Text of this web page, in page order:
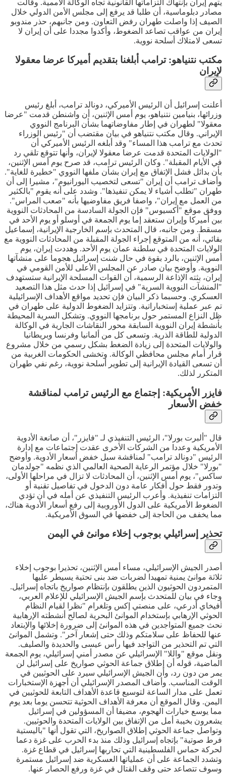
يتهم إيران بإنتهاك التزاماتها القانونية تجاه الوكالة الأممية. وقالت
مصادر دبلوماسية، أن طلبا قد يرفع إلى مجلس الأمن الدولي خلال
الصيف إذا واصلت طهران رفض التعاون. ومن جانبهم، حذر مندوبو
إيران من عواقب تصاعد الضغوط، وأكدوا مجددا على أن إيران لا
تسعى لامتلاك أسلحة نووية.
مكتب نتنياهو: ترامب أبلغنا بتقديم أميركا عرضا معقولا
لإيران
أعلنت إسرائيل أن الرئيس الأميركي، دونالد ترامب، أبلغ رئيس
وزرائها، بنيامين نتنياهو، يوم أمس الإثنين، أن واشنطن قدمت "عرضا
معقولا" لطهران في إطار مفاوضاتهما بشأن البرنامج النووي
الإيراني. وقال مكتب نتنياهو في بيان مقتضب أن "رئيس الوزراء
تحدث مع ترامب هذا المساء" وقد أبلغه الرئيس الأميركي أن
"الولايات المتحدة قدمت عرضا معقولا لإيران، وأنها تتوقع تلقي رد
في الأيام المقبلة". وكان الرئيس ترامب، قد صرح يوم أمس الإثنين،
بأن بدائل فشل الإتفاق مع إيران بشأن ملفها النووي "خطيرة للغاية".
وأضاف ترامب أن إيران "تسعى لتخصيب اليورانيوم"، مشيرا إلى أن
طهران "تطلب أشياء لا يمكن تنفيذها". وشدد على أنه يقوم "بالكثير
من العمل مع إيران"، واصفا فريق مفاوضيها بأنه "صعب المراس".
ووفق موقع "أكسيوس" فإن الجولة السادسة من المحادثات النووية
بين أميركا وإيران ستعقد إما يوم الجمعة في أوسلو أو يوم الأحد في
مسقط. ومن جانبه، قال المتحدث بإسم الخارجية الإيرانية، إسماعيل
بقائي، أنه من المتوقع إجراء الجولة المقبلة من المحادثات النووية مع
الولايات المتحدة في سلطنة عمان يوم الأحد. وهددت إيران، يوم
أمس الإثنين، بالرد بقوة في حال شنت إسرائيل هجوما على منشآتها
النووية. وأوضح بيان صادر عن المجلس الأعلى للأمن القومي في
إيران، بثته الإذاعة الرسمية، أن القوات المسلحة الإيرانية ستستهدف
"المنشآت النووية السرية" في إسرائيل إذا حدث مثل هذا التصعيد
العسكري. وحسبما ذكر البيان فإن تحديد مواقع الأهداف الإسرائيلية
تم عبر عملية إستخباراتية. وتتزايد الضغوط الدولية على طهران في
ظل النزاع المستمر حول برنامجها النووي. وتشكل السرية المحيطة
بأنشطة إيران النووية السابقة محور النقاشات الجارية في الوكالة
الدولية للطاقة الذرية. وتسعى كل من ألمانيا وفرنسا وبريطانيا
والولايات المتحدة إلى زيادة الضغط بشكل رسمي من خلال مشروع
قرار أمام مجلس محافظي الوكالة. وتخشى الحكومات الغربية من
أن تسعى القيادة الإيرانية إلى تطوير أسلحة نووية، رغم نفي طهران
المتكرر لذلك.
فايزر الأمريكية: إجتماع مع الرئيس ترامب لمناقشة
خفض الأسعار
قال "ألبرت بورلا"، الرئيس التنفيذي لـ "فايزر"، أن صانعة الأدوية
الأمريكية وعددا من الشركات الأخرى عقدت إجتماعات مع إدارة
الرئيس "دونالد ترامب" لمناقشة سبل خفض أسعار الأدوية. وأوضح
"بورلا" خلال مؤتمر الرعاية الصحية العالمي الذي نظمه "جولدمان
ساكس"، يوم أمس الإثنين، أن المحادثات لا تزال في مراحلها الأولى،
وتدور فقط حول أفكار عامة دون الدخول في تفاصيل تقنية أو
التزامات تنفيذية. وأعرب الرئيس التنفيذي عن أمله في أن تؤدي
الضغوط الأمريكية على الدول الأوروبية إلى رفع أسعار الأدوية هناك،
مما يخفف من الحاجة إلى خفضها في السوق الأمريكية.
تحذير إسرائيلي بوجوب إخلاء موانئ في اليمن
أصدر الجيش الإسرائيلي، مساء أمس الإثنين، تحذيرا بوجوب إخلاء
ثلاثة موانئ يمنية تمهيدا لضربات ضد بنى تحتية يسيطر عليها
المتمردون الحوثيون الذين يطلقون بإنتظام صواريخ باتجاه إسرائيل.
وجاء في بيان للمتحدث بإسم الجيش الإسرائيلي للإعلام العربي،
أفيخاي أدرعي، على منصتي إكس وتلغرام "نظرا لقيام النظام
الحوثي الإرهابي بإستخدام الموانئ البحرية لصالح أنشطته الإرهابية
نحث جميع المتواجدين في هذه الموانئ إلى ضرورة إخلائها والإبتعاد
عنها للحفاظ على سلامتكم وذلك حتى إشعار آخر". وتشمل الموانئ
التي تم التحذير من التواجد فيها رأس عيسى والحديدة والصليف.
ونقل موقع "واللا" الإسرائيلي عن مصدر أمني إسرائيلي، يوم الجمعة
الماضية، قوله أن إطلاق جماعة الحوثي صواريخ على إسرائيل لن
يمر من دون رد، وأن الجيش الإسرائيلي سيرد على الحوثيين في
الوقت المناسب. وأضاف المصدر الإسرائيلي أن أجهزة الإستخبارات
تعمل على مدار الساعة لتوسيع قاعدة الأهداف التابعة للحوثيين في
اليمن. وقال الموقع أن معرفة الأهداف الحوثية تتحسن يوما بعد يوم
مما يوسع خيارات الهجوم، مضيفا أن المسؤولين في إسرائيل
يشعرون بخيبة أمل من الإتفاق بين الولايات المتحدة والحوثيين.
وتواصل جماعة الحوثي إطلاق الصواريخ، التي تقول أنها "باليستية
فرط صوتية" بإتجاه إسرائيل وذلك منذ بدء الحرب على غزة دعما
لحركة حماس الفلسطينية التي تحاربها إسرائيل في قطاع غزة.
وتشدد الجماعة على أن عملياتها العسكرية ضد إسرائيل مستمرة
وسوف تتصاعد حتى وقف القتال في غزة ورفع الحصار عنها.